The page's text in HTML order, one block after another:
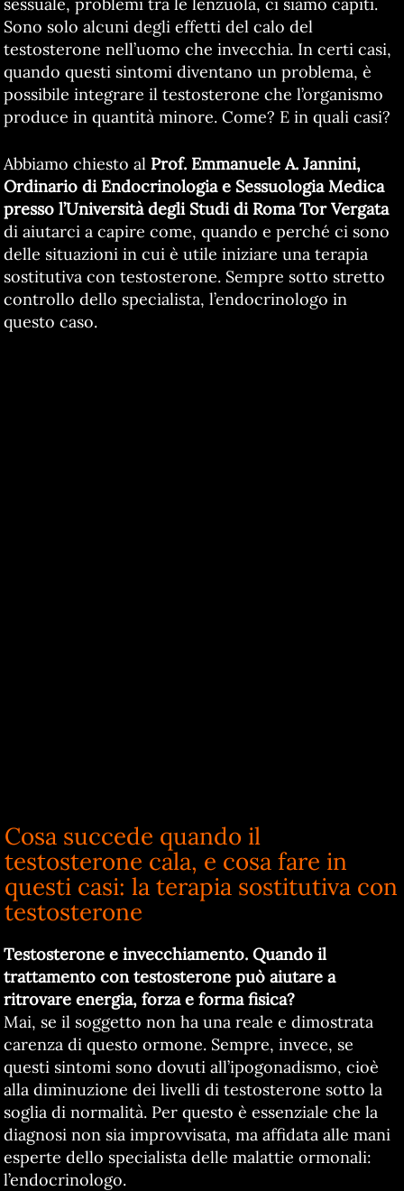
Sono solo alcuni degli effetti del calo del
testosterone nell’uomo che invecchia. In certi casi,
quando questi sintomi diventano un problema, è
possibile integrare il testosterone che l’organismo
produce in quantità minore. Come? E in quali casi?
Abbiamo chiesto al Prof. Emmanuele A. Jannini,
Ordinario di Endocrinologia e Sessuologia Medica
presso l’Università degli Studi di Roma Tor Vergata
di aiutarci a capire come, quando e perché ci sono
delle situazioni in cui è utile iniziare una terapia
sostitutiva con testosterone. Sempre sotto stretto
controllo dello specialista, l’endocrinologo in
questo caso.
Cosa succede quando il
testosterone cala, e cosa fare in
questi casi: la terapia sostitutiva con
testosterone
Testosterone e invecchiamento. Quando il
trattamento con testosterone può aiutare a
ritrovare energia, forza e forma fisica?
Mai, se il soggetto non ha una reale e dimostrata
carenza di questo ormone. Sempre, invece, se
questi sintomi sono dovuti all’ipogonadismo, cioè
alla diminuzione dei livelli di testosterone sotto la
soglia di normalità. Per questo è essenziale che la
diagnosi non sia improvvisata, ma affidata alle mani
esperte dello specialista delle malattie ormonali:
l’endocrinologo.